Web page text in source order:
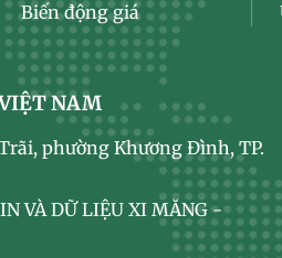
Biến động giá
NAM
phường Khương Đình, TP.
VÀ DỮ LIỆU XI MĂNG -